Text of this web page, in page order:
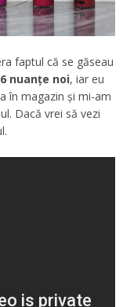
faptul că se găseau
nuanțe noi, iar eu
în magazin și mi-am
Dacă vrei să vezi